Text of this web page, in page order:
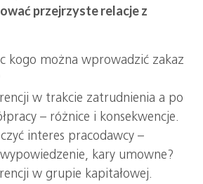
przejrzyste relacje z
kogo można wprowadzić zakaz
w trakcie zatrudnienia a po
– różnice i konsekwencje.
interes pracodawcy –
kary umowne?
w grupie kapitałowej.